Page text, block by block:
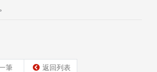
筆 返回列表